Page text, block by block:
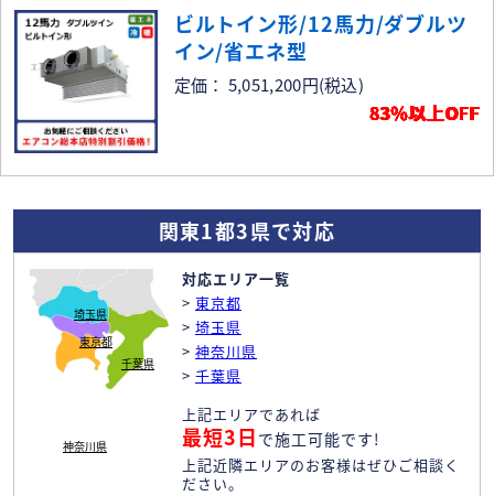
ビルトイン形/12馬力/ダブルツ
イン/省エネ型
定価： 5,051,200円(税込)
83％以上OFF
関東1都3県で対応
東京都
埼玉県
神奈川県
千葉県
対応エリア一覧
> 東京都
> 埼玉県
> 神奈川県
> 千葉県
上記エリアであれば
最短3日 で施工可能です!
上記近隣エリアのお客様はぜひご相談く
ださい。